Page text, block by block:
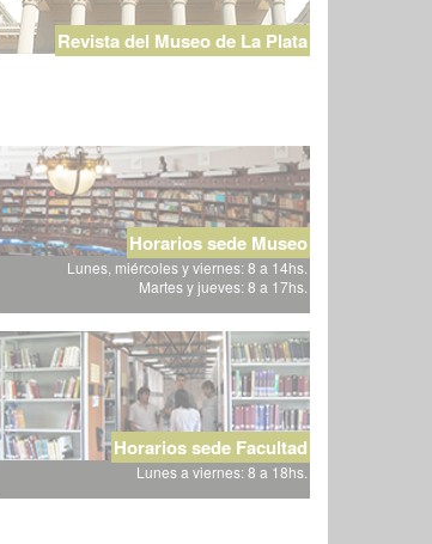
Revista del Museo de La Plata
Horarios sede Museo
Lunes, miércoles y viernes: 8 a 14hs.
Martes y jueves: 8 a 17hs.
Horarios sede Facultad
Lunes a viernes: 8 a 18hs.